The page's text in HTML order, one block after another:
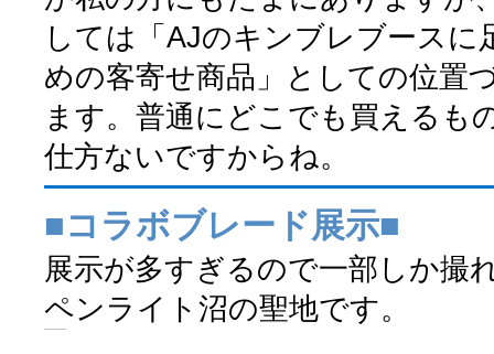
しては「AJのキンブレブースに
めの客寄せ商品」としての位置
ます。普通にどこでも買えるも
仕方ないですからね。
■コラボブレード展示■
展示が多すぎるので一部しか撮
ペンライト沼の聖地です。